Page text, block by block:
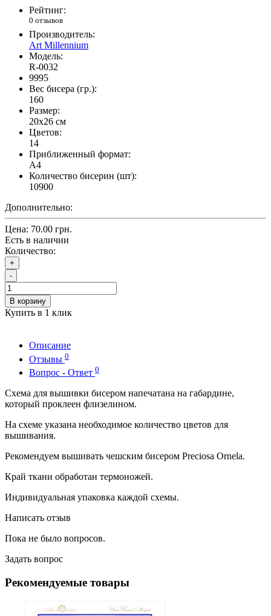
Рейтинг:
0 отзывов
Производитель:
Art Millennium
Модель:
R-0032
9995
Вес бисера (гр.):
160
Размер:
20x26 см
Цветов:
14
Приближенный формат:
A4
Количество бисерин (шт):
10900
Дополнительно:
Цена: 70.00 грн.
Есть в наличии
Количество:
+
-
В корзину
Купить в 1 клик
Описание
Отзывы 0
Вопрос - Ответ 0
Схема для вышивки бисером напечатана на габардине,
который проклеен флизелином.
На схеме указана необходимое количество цветов для
вышивания.
Рекомендуем вышивать чешским бисером Preciosa Ornela.
Край ткани обработан термоножей.
Индивидуальная упаковка каждой схемы.
Написать отзыв
Пока не было вопросов.
Задать вопрос
Рекомендуемые товары